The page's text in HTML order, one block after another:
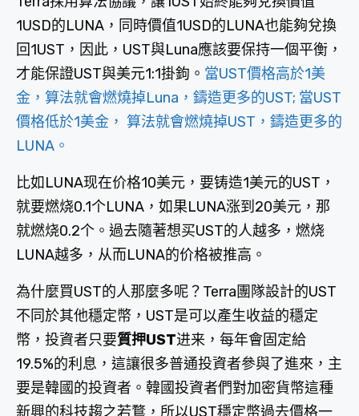
1USD的LUNA，同時價值1USD的LUNA也能夠兌換
回1UST，因此，UST與Luna應該要保持一個平衡，
才能保證UST與美元1:1掛鉤。 當UST價格高於1美
金，算法就會燃燒掉Luna，鑄造更多的UST; 當UST
價格低於1美金， 算法就會燃燒掉UST，鑄造更多的
LUNA。
比如LUNA现在价格10美元，要铸造1美元的UST，
就要燃烧0.1个LUNA，如果LUNA涨到20美元，那
就燃烧0.2个。過去隨著想买UST的人越多，燃烧
LUNA越多，从而LUNA的价格被推高。
為什麼買UST的人那麼多呢？Terra團隊設計的UST
不同於其他穩定幣，UST是可以產生收益的穩定
幣，投資者只要質押UST进来，每年會固定給
19.5%的利息，這讓很多普通投資者參與了進來，主
要是韓國的投資者。韓國投資者們對加密貨幣這種
新興的科技趨之若鶩，所以UST穩定幣過去價格一